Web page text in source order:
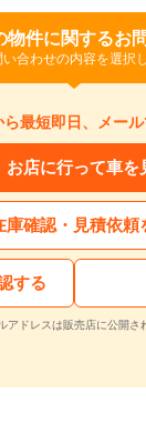
物件に関するお
い合わせの内容を選択
ら最短即日、メール
お店に行って車を
庫確認・見積依頼
する
アドレスは販売店に公開さ